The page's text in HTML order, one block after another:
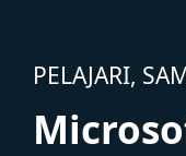
PELAJARI,